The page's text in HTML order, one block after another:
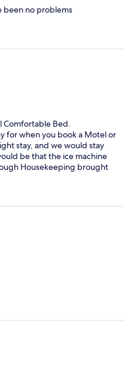
been no problems
Comfortable Bed.
for when you book a Motel or
stay, and we would stay
be that the ice machine
Housekeeping brought
even asking for them, they
Despenser in the shower
of dining choices. The steak I